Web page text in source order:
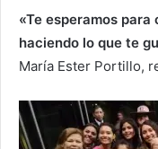
«Te esperamos
haciendo lo que te
María Ester Portillo,